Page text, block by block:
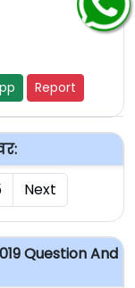
Report
Next
Question And